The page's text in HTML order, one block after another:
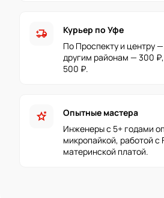
delivery_truck_bolt
Курьер по Уфе
По Проспекту и центру
другим районам — 300
500 ₽.
stars_2
Опытные мастера
Инженеры с 5+ годами
микропайкой, работой с
материнской платой.